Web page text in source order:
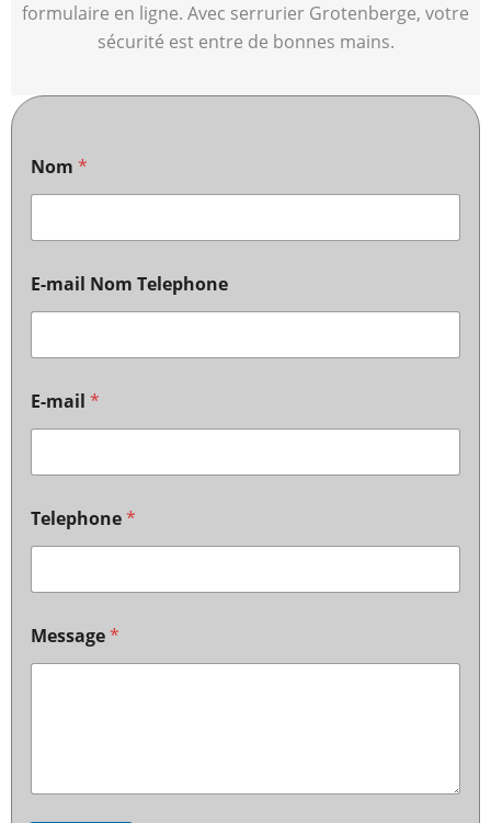
formulaire en ligne. Avec serrurier Grotenberge, votre
sécurité est entre de bonnes mains.
Nom *
E-mail Nom Telephone
E-mail *
Telephone*
Message*